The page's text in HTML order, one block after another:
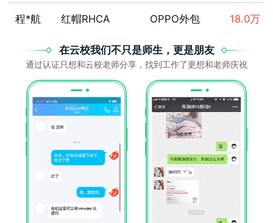
程*航 红帽RHCA OPPO外包 18.0万
陈* 数通HCIE 深圳市紫金支点技术股份有限公司 11.0万
张*远 红帽RHCA OPPO 8.0万
陈*浩 云计算HCIE
云计算HCIE 深圳市盛凯信息科技有限公司 15.0万
大数据HCIE
在云校我们不只是师生，更是朋友
通过认证只想和云校老师分享，找到工作了更想和老师庆祝